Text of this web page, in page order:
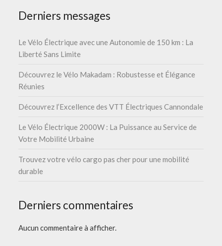
Derniers messages
Le Vélo Électrique avec une Autonomie de 150 km : La
Liberté Sans Limite
Découvrez le Vélo Makadam : Robustesse et Élégance
Réunies
Découvrez l’Excellence des VTT Électriques Cannondale
Le Vélo Électrique 2000W : La Puissance au Service de
Votre Mobilité Urbaine
Trouvez votre vélo cargo pas cher pour une mobilité
durable
Derniers commentaires
Aucun commentaire à afficher.